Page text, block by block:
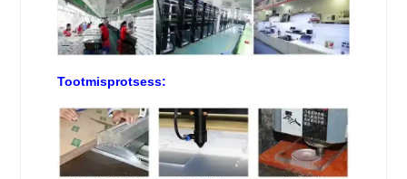
Tootmisprotsess: